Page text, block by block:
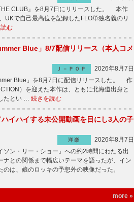
CLUB』を8月7日にリリースした。 本作
UKで自己最高位を記録したFLO単独名義のリ
む
Blue」8/7配信リリース（本人コメ
Ｊ－ＰＯＰ
2026年8月7日
Blue」を8月7日に配信リリースした。 作
）を迎えた本作は、ともに北海道出身と
たとい … 続きを読む
イハイする未公開動画を目にし3人の子
洋楽
2026年8月7日
ン・リー・ショー』への約2時間にわたる出
との関係まで幅広いテーマを語ったが、イン
のは、娘のロッキの予想外の映像だった。
more »